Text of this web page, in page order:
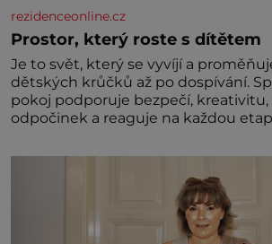
rezidenceonline.cz
Prostor, který roste s dítětem
Je to svět, který se vyvíjí a
dětských krůčků až po dospívání.
pokoj podporuje bezpečí,
odpočinek a reaguje na každou
jednoduchost, měkkost a bezpečí,